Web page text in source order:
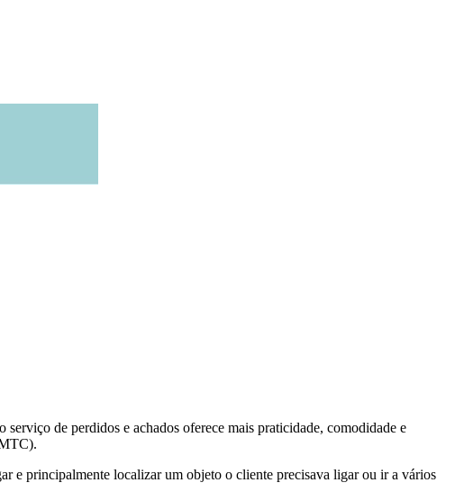
de perdidos e achados oferece mais praticidade, comodidade e
e principalmente localizar um objeto o cliente precisava ligar ou ir a vários